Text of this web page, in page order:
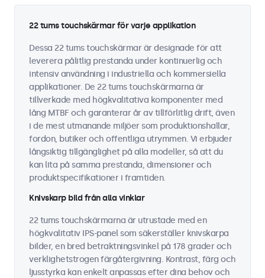
22 tums touchskärmar för varje applikation
Dessa 22 tums touchskärmar är designade för att
leverera pålitlig prestanda under kontinuerlig och
intensiv användning i industriella och kommersiella
applikationer. De 22 tums touchskärmarna är
tillverkade med högkvalitativa komponenter med
lång MTBF och garanterar år av tillförlitlig drift, även
i de mest utmanande miljöer som produktionshallar,
fordon, butiker och offentliga utrymmen. Vi erbjuder
långsiktig tillgänglighet på alla modeller, så att du
kan lita på samma prestanda, dimensioner och
produktspecifikationer i framtiden.
Knivskarp bild från alla vinklar
22 tums touchskärmarna är utrustade med en
högkvalitativ IPS-panel som säkerställer knivskarpa
bilder, en bred betraktningsvinkel på 178 grader och
verklighetstrogen färgåtergivning. Kontrast, färg och
ljusstyrka kan enkelt anpassas efter dina behov och